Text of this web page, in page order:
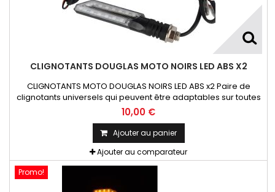
CLIGNOTANTS DOUGLAS MOTO NOIRS LED ABS X2
CLIGNOTANTS MOTO DOUGLAS NOIRS LED ABS x2 Paire de
clignotants universels qui peuvent être adaptables sur toutes
motos ou scooters
10,00 €
Ajouter au panier
Ajouter au comparateur
Promo!